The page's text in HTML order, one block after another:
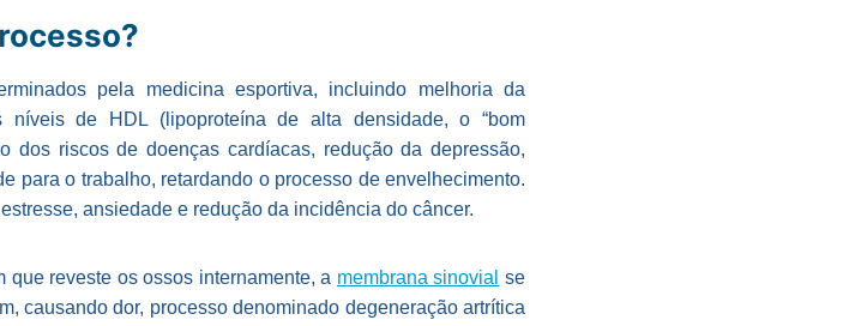
pela medicina esportiva, incluindo melhoria da
níveis de HDL (lipoproteína de alta densidade, o “bom
dos riscos de doenças cardíacas, redução da depressão,
para o trabalho, retardando o processo de envelhecimento.
ansiedade e redução da incidência do câncer.
que reveste os ossos internamente, a membrana sinovial se
causando dor, processo denominado degeneração artrítica